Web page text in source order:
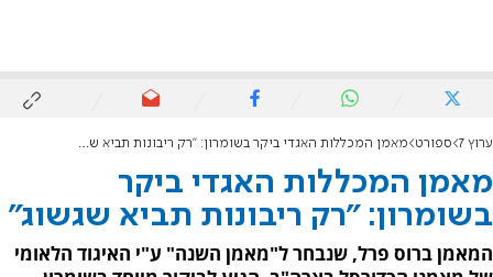
ערוץ 7 ספורט מאמן המכללות האגדי ביקר בשומרון: "רק ריבונות תביא שגשוג"
מאמן המכללות האגדי ביקר
בשומרון: "רק ריבונות תביא שגשוג"
המאמן ברוס פרל, שנבחר ל"מאמן השנה" ע"י האיגוד הלאומי